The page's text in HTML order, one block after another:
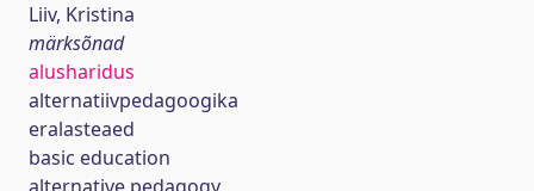
Liiv, Kristina
märksõnad
alusharidus
alternatiivpedagoogika
eralasteaed
basic education